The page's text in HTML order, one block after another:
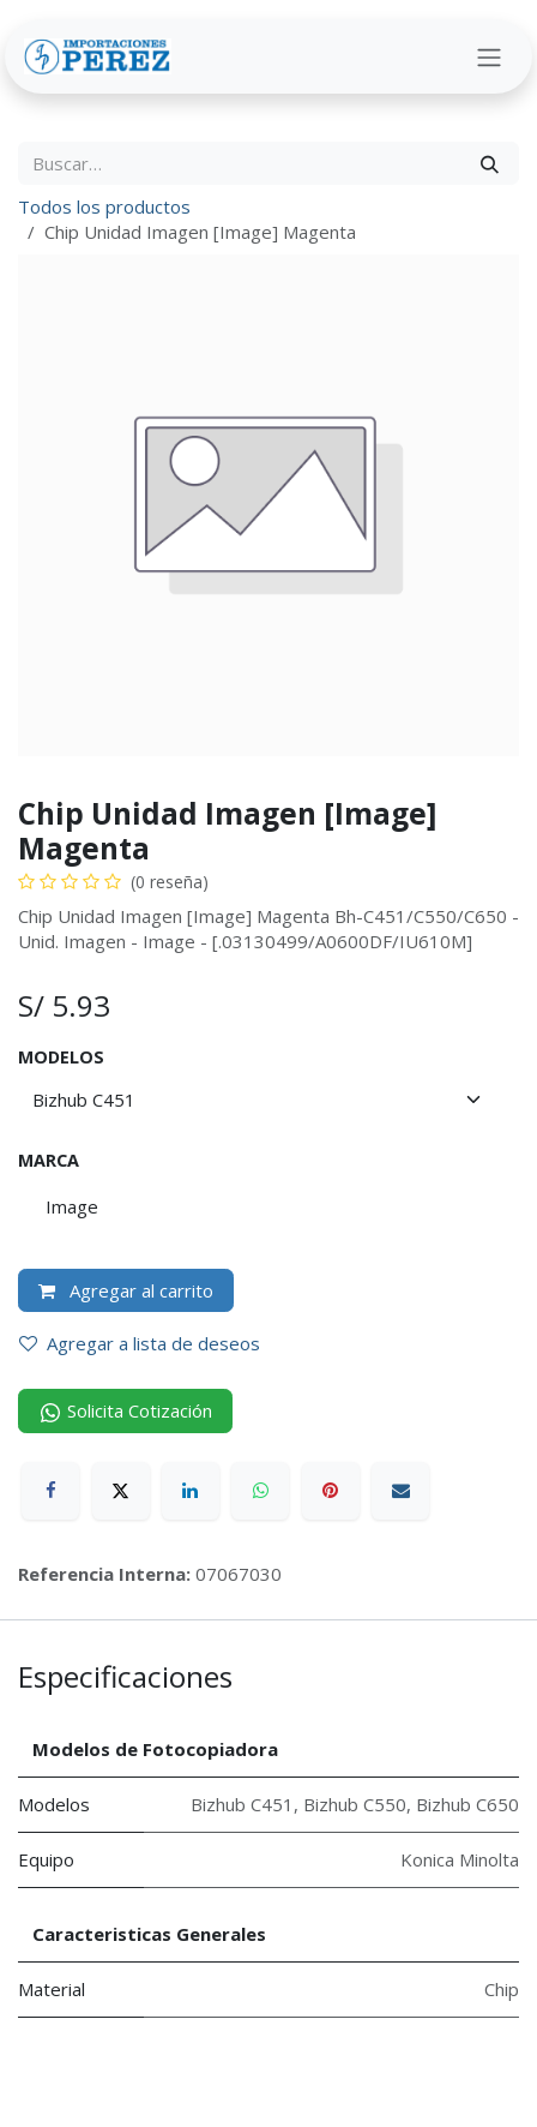
Todos los productos
Chip Unidad Imagen [Image] Magenta
Chip Unidad Imagen [Image]
Magenta
(0 reseña)
Chip Unidad Imagen [Image] Magenta Bh-C451/C550/C650 -
Unid. Imagen - Image - [.03130499/A0600DF/IU610M]
S/ 5.93
MODELOS
MARCA
Image
Agregar al carrito
Agregar a lista de deseos
Solicita Cotización
Referencia Interna: 07067030
Especificaciones
Modelos de Fotocopiadora
Modelos Bizhub C451 , Bizhub C550, Bizhub C650
Equipo Konica Minolta
Caracteristicas Generales
Material Chip